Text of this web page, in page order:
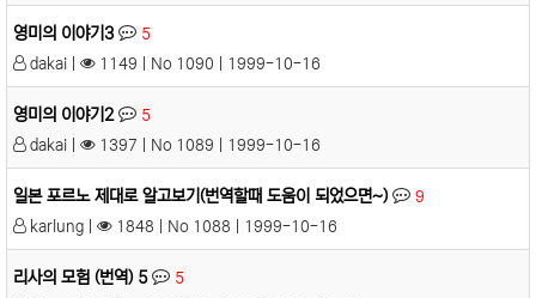
영미의 이야기3
5
dakai |
1149 | No 1090 | 1999-10-16
영미의 이야기2
5
dakai |
1397 | No 1089 | 1999-10-16
일본 포르노 제대로 알고보기(번역할때 도움이 되었으면~)
9
karlung |
1848 | No 1088 | 1999-10-16
리사의 모험 (번역) 5
5